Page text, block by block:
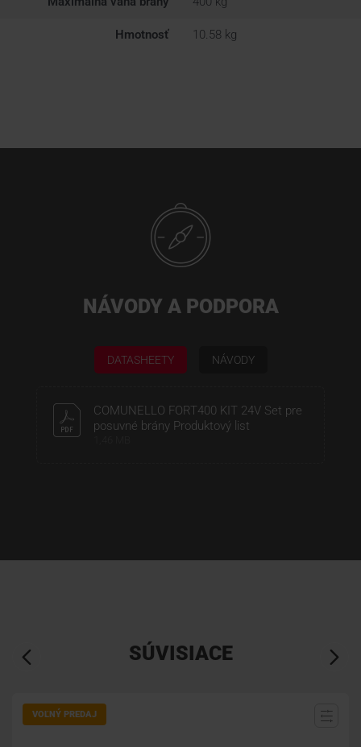
Hmotnosť 10.58 kg
NÁVODY A PODPORA
DATASHEETY NÁVODY
COMUNELLO FORT400 KIT 24V Set pre
posuvné brány Produktový list
SÚVISIACE
VOĽNÝ PREDAJ